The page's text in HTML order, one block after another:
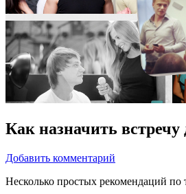
Как назначить
Добавить комментарий
Несколько простых рекомендаций по